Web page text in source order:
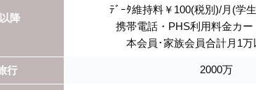
降
ﾃﾞｰﾀ維持料￥100(税別)/月(学
携帯電話・PHS利用料金カー
本会員･家族会員合計月1
行 2000万